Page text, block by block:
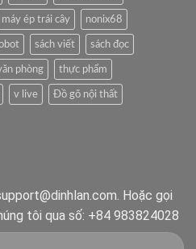
máy ép trái cây nonix68
sách viết sách đọc
phòng thực phẩm
v live Đồ gõ nội thất
Hoặc gọi
tôi qua số: +84 983824028